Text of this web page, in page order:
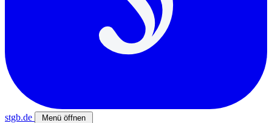
stgb.de Menü öffnen